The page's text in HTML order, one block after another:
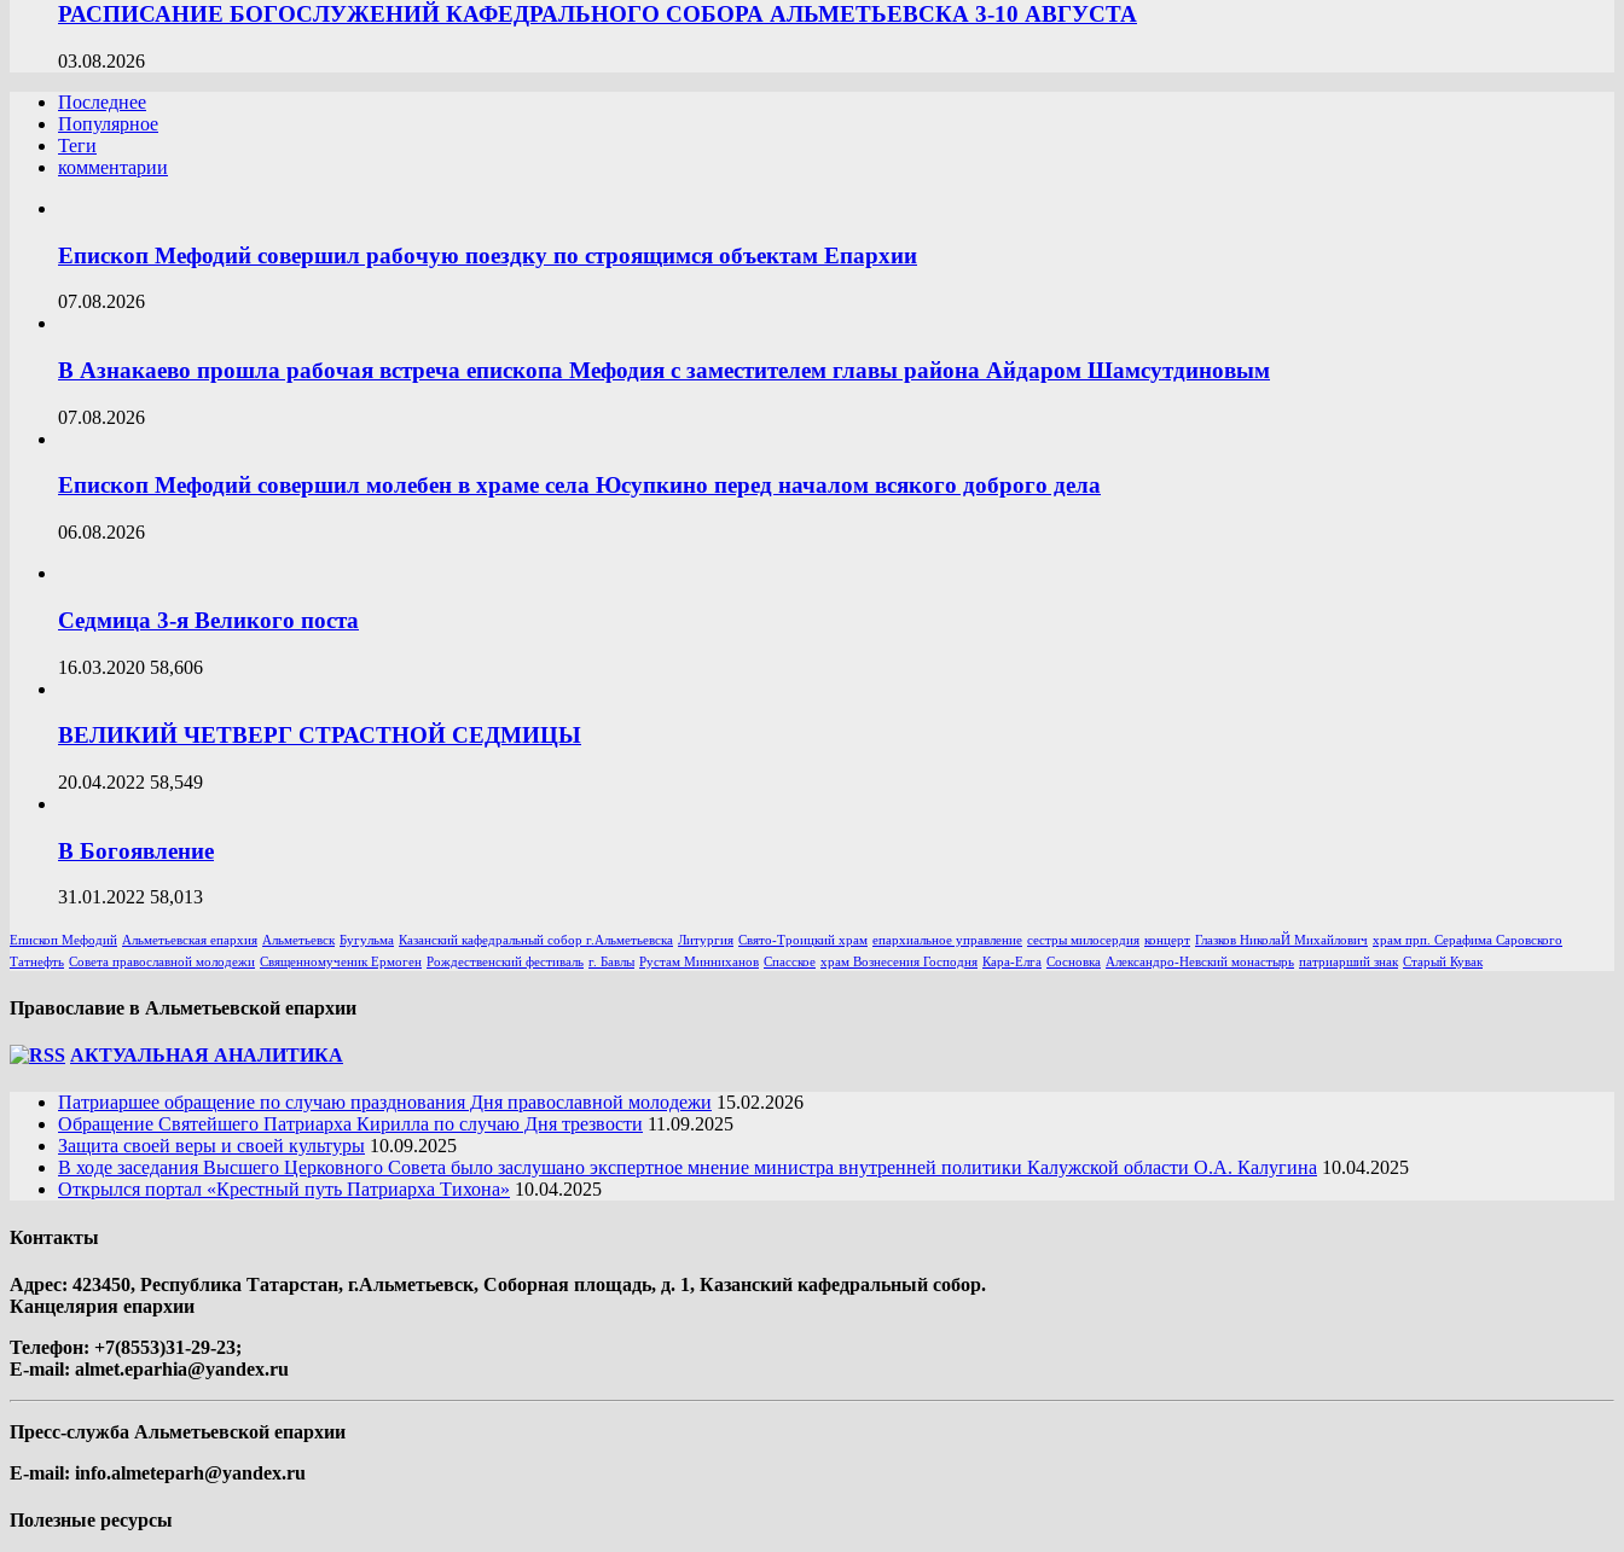
РАСПИСАНИЕ БОГОСЛУЖЕНИЙ КАФЕДРАЛЬНОГО СОБОРА АЛЬМЕТЬЕВСКА 3-10 АВГУСТА
03.08.2026
Последнее
Популярное
Теги
комментарии
Епископ Мефодий совершил рабочую поездку по строящимся объектам Епархии
07.08.2026
В Азнакаево прошла рабочая встреча епископа Мефодия с заместителем главы района Айдаром Шамсутдиновым
07.08.2026
Епископ Мефодий совершил молебен в храме села Юсупкино перед началом всякого доброго дела
06.08.2026
Седмица 3-я Великого поста
16.03.2020 58,606
ВЕЛИКИЙ ЧЕТВЕРГ СТРАСТНОЙ СЕДМИЦЫ
20.04.2022 58,549
В Богоявление
31.01.2022 58,013
Епископ Мефодий Альметьевская епархия Альметьевск Бугульма Казанский кафедральный собор г.Альметьевска Литургия Свято-Троицкий храм епархиальное управление сестры милосердия концерт Глазков НиколаЙ Михайлович храм прп. Серафима Саровского
Татнефть Совета православной молодежи Священномученик Ермоген Рождественский фестиваль г. Бавлы Рустам Минниханов Спасское храм Вознесения Господня Кара-Елга Сосновка Александро-Невский монастырь патриарший знак Старый Кувак
Православие в Альметьевской епархии
АКТУАЛЬНАЯ АНАЛИТИКА
Патриаршее обращение по случаю празднования Дня православной молодежи 15.02.2026
Обращение Святейшего Патриарха Кирилла по случаю Дня трезвости 11.09.2025
Защита своей веры и своей культуры 10.09.2025
В ходе заседания Высшего Церковного Совета было заслушано экспертное мнение министра внутренней политики Калужской области О.А. Калугина 10.04.2025
Открылся портал «Крестный путь Патриарха Тихона» 10.04.2025
Контакты
Адрес: 423450, Республика Татарстан, г.Альметьевск, Соборная площадь, д. 1, Казанский кафедральный собор.
Канцелярия епархии
Телефон: +7(8553)31-29-23;
E-mail: almet.eparhia@yandex.ru
Пресс-служба Альметьевской епархии
E-mail: info.almeteparh@yandex.ru
Полезные ресурсы